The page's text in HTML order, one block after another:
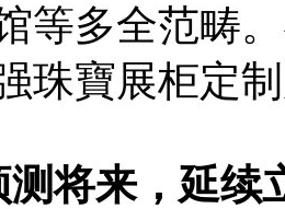
等多全范畴
珠寶展柜定
测将来，延续